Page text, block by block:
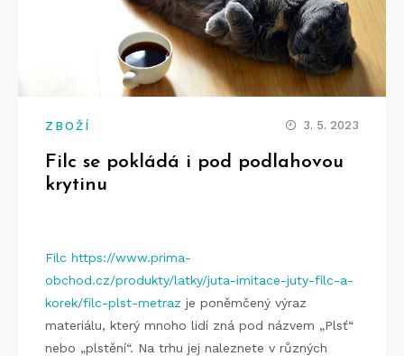
ZBOŽÍ 3. 5. 2023
Filc se pokládá i pod podlahovou
krytinu
Filc https://www.prima-
obchod.cz/produkty/latky/juta-imitace-juty-filc-a-
korek/filc-plst-metraz je poněmčený výraz
materiálu, který mnoho lidí zná pod názvem „Plsť“
nebo „plstění“. Na trhu jej naleznete v různých